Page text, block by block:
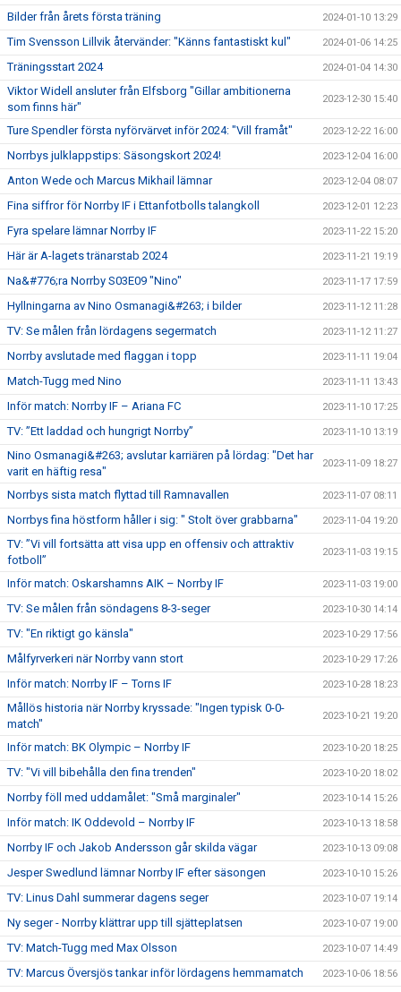
Bilder från årets första träning 2024-01-10 13:29
Tim Svensson Lillvik återvänder: "Känns fantastiskt kul" 2024-01-06 14:25
Träningsstart 2024 2024-01-04 14:30
Viktor Widell ansluter från Elfsborg "Gillar ambitionerna
som finns här"
2023-12-30 15:40
Ture Spendler första nyförvärvet inför 2024: "Vill framåt" 2023-12-22 16:00
Norrbys julklappstips: Säsongskort 2024! 2023-12-04 16:00
Anton Wede och Marcus Mikhail lämnar 2023-12-04 08:07
Fina siffror för Norrby IF i Ettanfotbolls talangkoll 2023-12-01 12:23
Fyra spelare lämnar Norrby IF 2023-11-22 15:20
Här är A-lagets tränarstab 2024 2023-11-21 19:19
Na&#776;ra Norrby S03E09 "Nino" 2023-11-17 17:59
Hyllningarna av Nino Osmanagi&#263; i bilder 2023-11-12 11:28
TV: Se målen från lördagens segermatch 2023-11-12 11:27
Norrby avslutade med flaggan i topp 2023-11-11 19:04
Match-Tugg med Nino 2023-11-11 13:43
Inför match: Norrby IF – Ariana FC 2023-11-10 17:25
TV: ”Ett laddad och hungrigt Norrby” 2023-11-10 13:19
Nino Osmanagi&#263; avslutar karriären på lördag: "Det har
varit en häftig resa"
2023-11-09 18:27
Norrbys sista match flyttad till Ramnavallen 2023-11-07 08:11
Norrbys fina höstform håller i sig: " Stolt över grabbarna" 2023-11-04 19:20
TV: ”Vi vill fortsätta att visa upp en offensiv och attraktiv
fotboll”
2023-11-03 19:15
Inför match: Oskarshamns AIK – Norrby IF 2023-11-03 19:00
TV: Se målen från söndagens 8-3-seger 2023-10-30 14:14
TV: "En riktigt go känsla" 2023-10-29 17:56
Målfyrverkeri när Norrby vann stort 2023-10-29 17:26
Inför match: Norrby IF – Torns IF 2023-10-28 18:23
Mållös historia när Norrby kryssade: "Ingen typisk 0-0-
match"
2023-10-21 19:20
Inför match: BK Olympic – Norrby IF 2023-10-20 18:25
TV: "Vi vill bibehålla den fina trenden" 2023-10-20 18:02
Norrby föll med uddamålet: "Små marginaler" 2023-10-14 15:26
Inför match: IK Oddevold – Norrby IF 2023-10-13 18:58
Norrby IF och Jakob Andersson går skilda vägar 2023-10-13 09:08
Jesper Swedlund lämnar Norrby IF efter säsongen 2023-10-10 15:26
TV: Linus Dahl summerar dagens seger 2023-10-07 19:14
Ny seger - Norrby klättrar upp till sjätteplatsen 2023-10-07 19:00
TV: Match-Tugg med Max Olsson 2023-10-07 14:49
TV: Marcus Översjös tankar inför lördagens hemmamatch 2023-10-06 18:56